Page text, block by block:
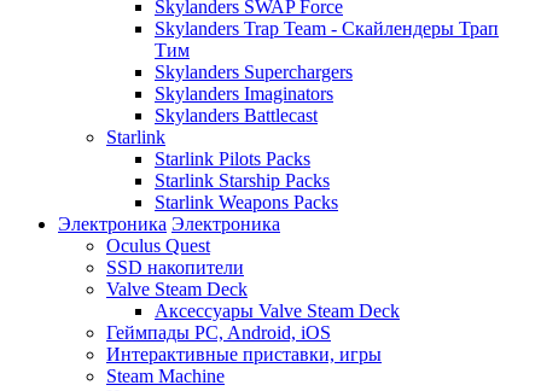
Skylanders SWAP Force
Skylanders Trap Team - Скайлендеры Трап
Тим
Skylanders Superchargers
Skylanders Imaginators
Skylanders Battlecast
Starlink
Starlink Pilots Packs
Starlink Starship Packs
Starlink Weapons Packs
Электроника Электроника
Oculus Quest
SSD накопители
Valve Steam Deck
Аксессуары Valve Steam Deck
Геймпады PC, Android, iOS
Интерактивные приставки, игры
Steam Machine